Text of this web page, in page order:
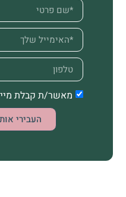
מאשר/ת קבלת
העבירי